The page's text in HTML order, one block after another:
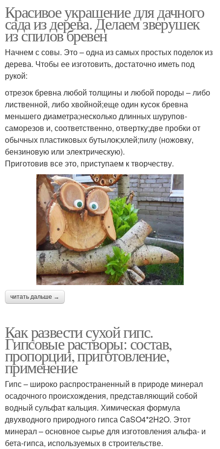
Красивое украшение для дачного
сада из дерева. Делаем зверушек
из спилов бревен
Начнем с совы. Это – одна из самых простых поделок из
дерева. Чтобы ее изготовить, достаточно иметь под
рукой:
отрезок бревна любой толщины и любой породы – либо
лиственной, либо хвойной;еще один кусок бревна
меньшего диаметра;несколько длинных шурупов-
саморезов и, соответственно, отвертку;две пробки от
обычных пластиковых бутылок;клей;пилу (ножовку,
бензиновую или электрическую).
Приготовив все это, приступаем к творчеству.
читать дальше →
Как развести сухой гипс.
Гипсовые растворы: состав,
пропорции, приготовление,
применение
Гипс – широко распространенный в природе минерал
осадочного происхождения, представляющий собой
водный сульфат кальция. Химическая формула
двухводного природного гипса CaSO4*2H2O. Этот
минерал – основное сырье для изготовления альфа- и
бета-гипса, используемых в строительстве.